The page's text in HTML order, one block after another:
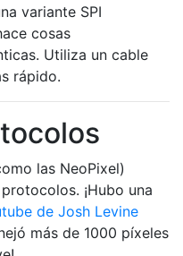
variante SPI
cosas
Utiliza un cable
rápido.
las NeoPixel)
¡Hubo una
de Josh Levine
más de 1000 píxeles